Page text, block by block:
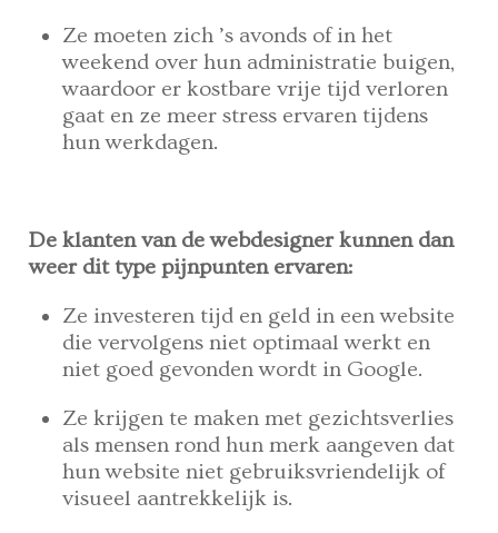
Ze moeten zich ’s avonds of in het
weekend over hun administratie buigen,
waardoor er kostbare vrije tijd verloren
gaat en ze meer stress ervaren tijdens
hun werkdagen.
De klanten van de webdesigner kunnen dan
weer dit type pijnpunten ervaren:
Ze investeren tijd en geld in een website
die vervolgens niet optimaal werkt en
niet goed gevonden wordt in Google.
Ze krijgen te maken met gezichtsverlies
als mensen rond hun merk aangeven dat
hun website niet gebruiksvriendelijk of
visueel aantrekkelijk is.